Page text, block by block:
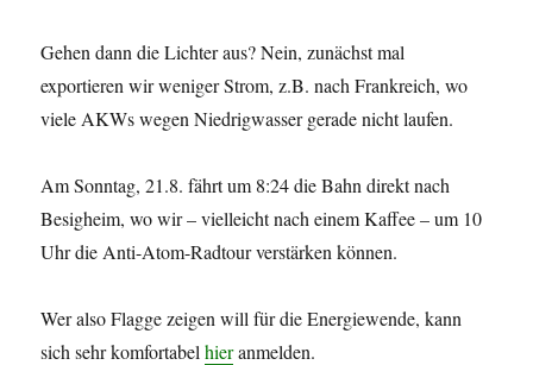
Gehen dann die Lichter aus? Nein, zunächst mal
exportieren wir weniger Strom, z.B. nach Frankreich, wo
viele AKWs wegen Niedrigwasser gerade nicht laufen.
Am Sonntag, 21.8. fährt um 8:24 die Bahn direkt nach
Besigheim, wo wir – vielleicht nach einem Kaffee – um 10
Uhr die Anti-Atom-Radtour verstärken können.
Wer also Flagge zeigen will für die Energiewende, kann
sich sehr komfortabelhieranmelden.